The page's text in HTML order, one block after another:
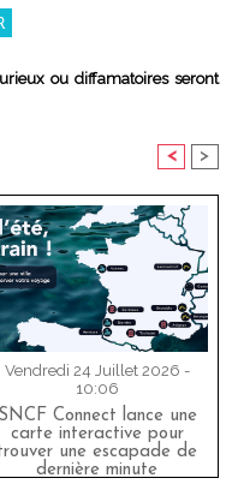
ou diffamatoires seront
< >
Vendredi 24 Juillet 2026 -
10:06
SNCF Connect lance une
carte interactive pour
une escapade de
dernière minute